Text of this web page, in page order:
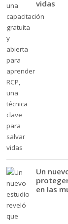
vidas
Un
en las